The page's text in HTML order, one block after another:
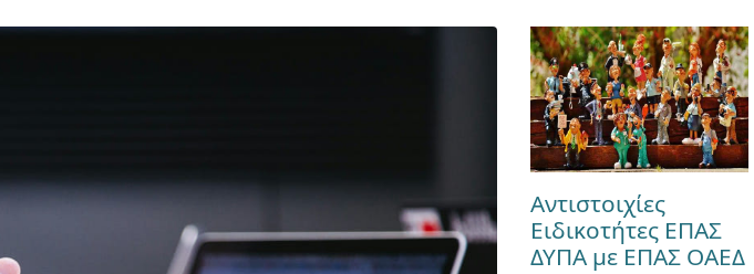
Αντιστοιχίες
Ειδικοτήτες ΕΠΑΣ
ΔΥΠΑ με ΕΠΑΣ ΟΑΕΔ